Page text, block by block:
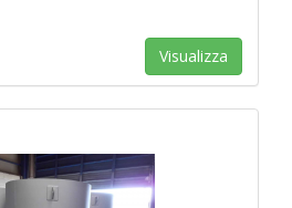
Visualizza